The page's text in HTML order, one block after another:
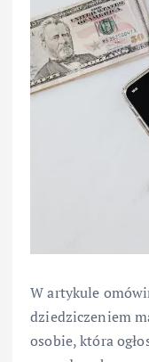
W artykule
dziedziczeniem
osobie, która